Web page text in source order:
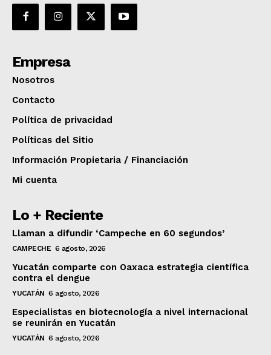
Empresa
Nosotros
Contacto
Política de privacidad
Políticas del Sitio
Información Propietaria / Financiación
Mi cuenta
Lo + Reciente
Llaman a difundir ‘Campeche en 60 segundos’
CAMPECHE 6 agosto, 2026
Yucatán comparte con Oaxaca estrategia científica
contra el dengue
YUCATÁN 6 agosto, 2026
Especialistas en biotecnología a nivel internacional
se reunirán en Yucatán
YUCATÁN 6 agosto, 2026